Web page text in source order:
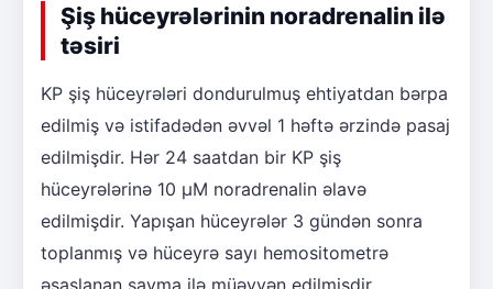
Şiş hüceyrələrinin noradrenalin ilə
təsiri
KP şiş hüceyrələri dondurulmuş ehtiyatdan bərpa
edilmiş və istifadədən əvvəl 1 həftə ərzində pasaj
edilmişdir. Hər 24 saatdan bir KP şiş
hüceyrələrinə 10 μM noradrenalin əlavə
edilmişdir. Yapışan hüceyrələr 3 gündən sonra
toplanmış və hüceyrə sayı hemositometrə
əsaslanan sayma ilə müəyyən edilmişdir.